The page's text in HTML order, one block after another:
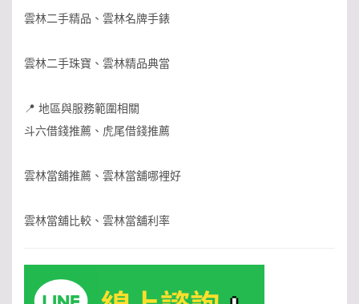
雲林二手精品、雲林名牌手錶
雲林二手珠寶、雲林精品典當
📍 地區與服務範圍相關
斗六借錢推薦、虎尾借錢推薦
雲林當舖推薦、雲林當舖哪裡好
雲林當舖比較、雲林當舖利率